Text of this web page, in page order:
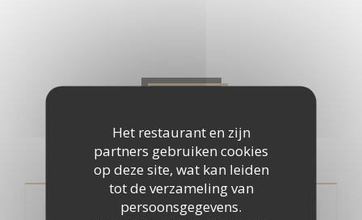
Het restaurant en zijn
partners gebruiken cookies
op deze site, wat kan leiden
tot de verzameling van
persoonsgegevens.